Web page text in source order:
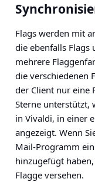
Flags werden mit
die ebenfalls Flags
mehrere
die verschiedenen
der Client nur eine
Sterne unterstützt,
in Vivaldi, in einer
angezeigt. Wenn
Mail-Programm
hinzugefügt
Flagge versehen.